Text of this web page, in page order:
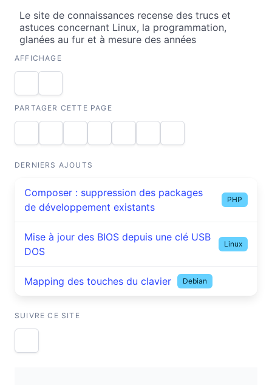
Le site de connaissances recense des trucs et
astuces concernant Linux, la programmation,
glanées au fur et à mesure des années
AFFICHAGE
PARTAGER CETTE PAGE
DERNIERS AJOUTS
Composer : suppression des packages
de développement existants
PHP
Mise à jour des BIOS depuis une clé USB
DOS
Linux
Mapping des touches du clavier Debian
SUIVRE CE SITE